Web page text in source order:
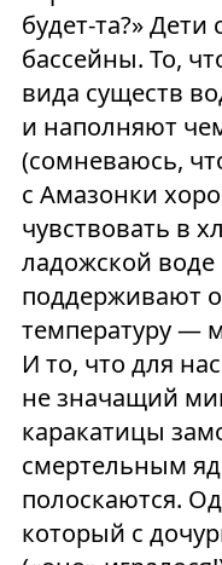
будет-та?»
бассейны. То,
вида существ
и наполняют
(сомневаюсь,
с Амазонки
чувствовать в
ладожской воде
поддерживают
температуру —
И то, что для
не значащий
каракатицы
смертельным
полоскаются.
который с